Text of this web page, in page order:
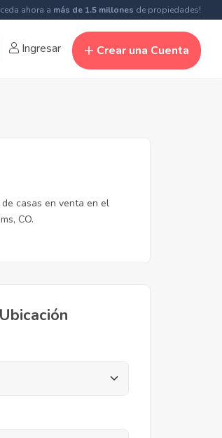
ahora a más de 1.5 millones de propiedades!
Ingresar Crear una Cuenta
casas en venta en el
CO.